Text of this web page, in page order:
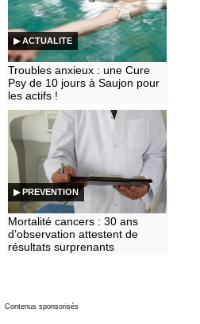
▶ ACTUALITE
Troubles anxieux : une Cure
Psy de 10 jours à Saujon pour
les actifs !
▶ PREVENTION
Mortalité cancers : 30 ans
d’observation attestent de
résultats surprenants
Contenus sponsorisés